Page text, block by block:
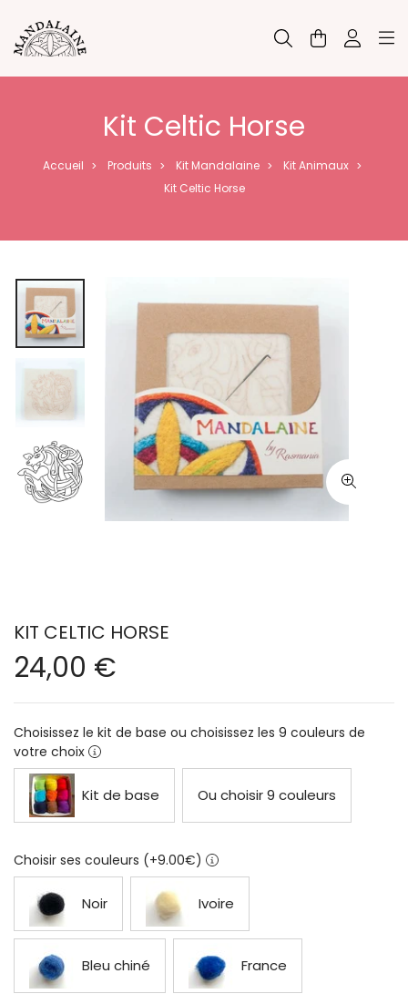
Kit Celtic Horse
Accueil > Produits > Kit Mandalaine > Kit Animaux >
Kit Celtic Horse
KIT CELTIC HORSE
24,00 €
Choisissez le kit de base ou choisissez les 9 couleurs de
votre choix
Kit de base Ou choisir 9 couleurs
Choisir ses couleurs (+9.00€)
Noir Ivoire
Bleu chiné France